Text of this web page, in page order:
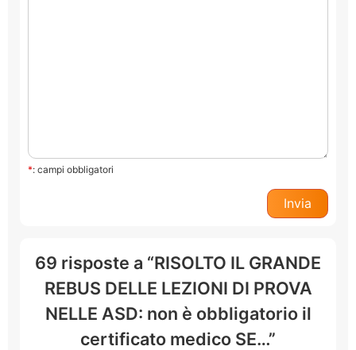
*: campi obbligatori
69 risposte a “RISOLTO IL GRANDE
REBUS DELLE LEZIONI DI PROVA
NELLE ASD: non è obbligatorio il
certificato medico SE…”